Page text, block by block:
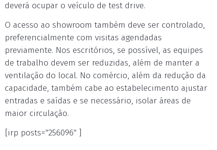
deverá ocupar o veículo de test drive.
O acesso ao showroom também deve ser controlado,
preferencialmente com visitas agendadas
previamente. Nos escritórios, se possível, as equipes
de trabalho devem ser reduzidas, além de manter a
ventilação do local. No comércio, além da redução da
capacidade, também cabe ao estabelecimento ajustar
entradas e saídas e se necessário, isolar áreas de
maior circulação.
[irp posts="256096" ]